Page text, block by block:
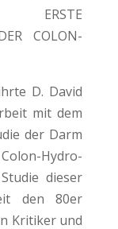
ERSTE
COLON-
D. David
mit dem
der Darm
Hydro-
dieser
den 80er
Kritiker und